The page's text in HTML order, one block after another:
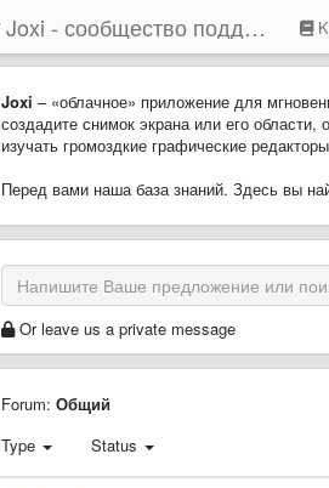
Joxi - сообщество поддержки
Joxi – «облачное» приложение для
создадите снимок экрана или его области,
изучать громоздкие графические
Перед вами наша база знаний. Здесь вы
Or leave us a private message
Forum: Общий
Type
Status